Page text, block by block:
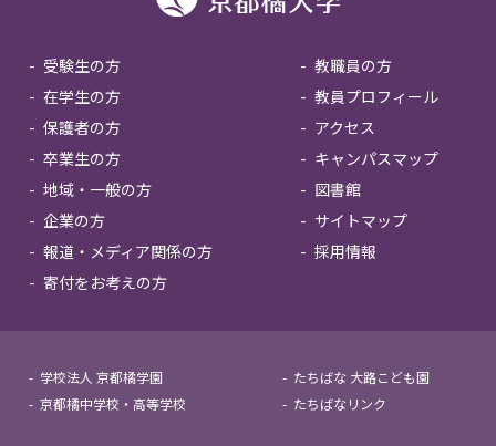
受験生の方
在学生の方
保護者の方
卒業生の方
地域・一般の方
企業の方
報道・メディア関係の方
寄付をお考えの方
教職員の方
教員プロフィール
アクセス
キャンパスマップ
図書館
サイトマップ
採用情報
学校法人 京都橘学園
京都橘中学校・高等学校
たちばな 大路こども園
たちばなリンク